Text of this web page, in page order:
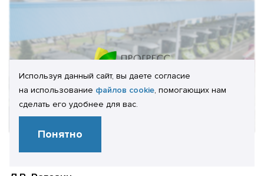
Отзыв клиента:
Используя данный сайт, вы даете согласие
на использование файлов cookie, помогающих нам
сделать его удобнее для вас.
Понятно